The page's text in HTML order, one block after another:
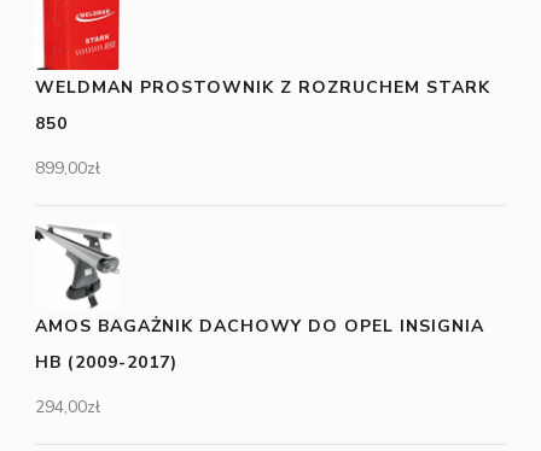
WELDMAN PROSTOWNIK Z ROZRUCHEM STARK
850
899,00zł
AMOS BAGAŻNIK DACHOWY DO OPEL INSIGNIA
HB (2009-2017)
294,00zł